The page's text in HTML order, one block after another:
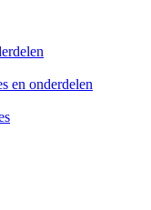
en onderdelen